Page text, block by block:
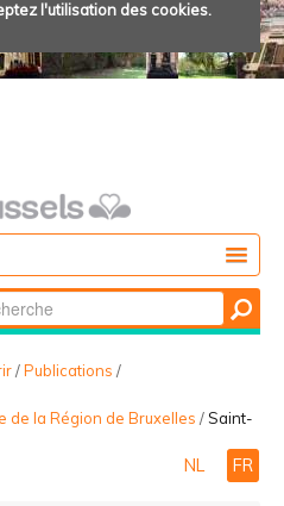
l'utilisation des cookies.
par
/Publications /
de la Région de Bruxelles /Saint-
NL FR